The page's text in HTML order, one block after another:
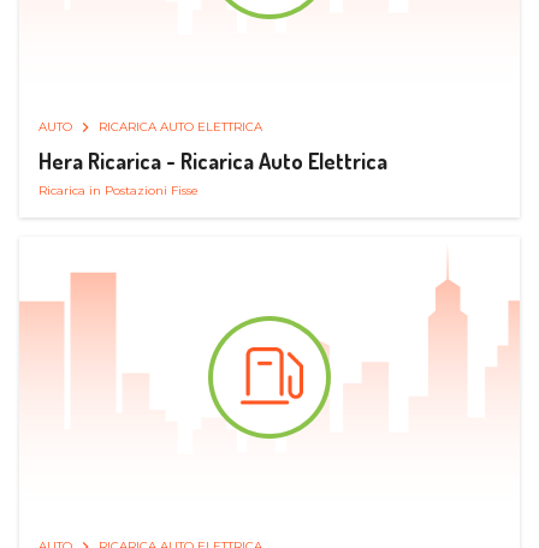
AUTO RICARICA AUTO ELETTRICA
Hera Ricarica - Ricarica Auto Elettrica
Ricarica in Postazioni Fisse